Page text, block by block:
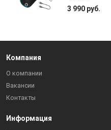
3 990 руб.
Компания
О компании
Вакансии
Контакты
Информация